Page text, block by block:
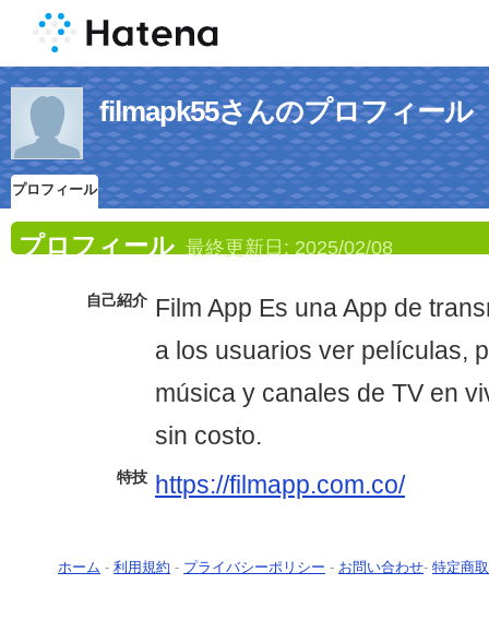
filmapk55さんのプロフィール
プロフィール
プロフィール 最終更新日: 2025/02/08
自己紹介 Film App Es una App de
a los usuarios ver películas,
música y canales de TV en
sin costo.
特技 https://filmapp.com.co/
ホーム - 利用規約 - プライバシーポリシー - お問い合わせ- 特定商